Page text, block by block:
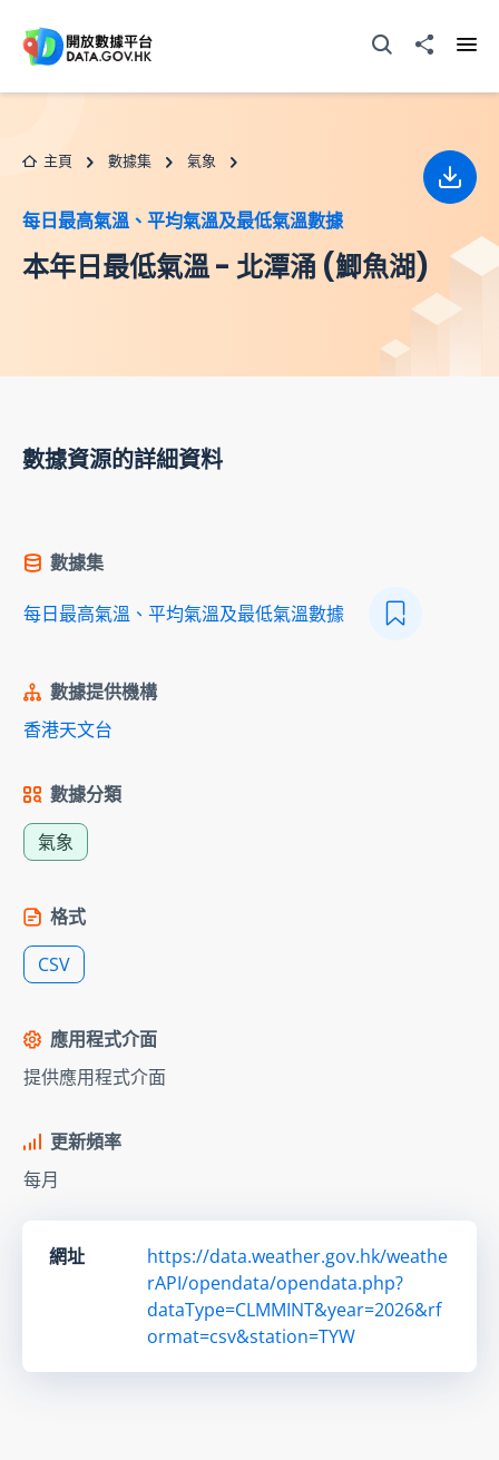
打開搜尋器分享至
主頁 數據集 氣象
每日最高氣溫、平均氣溫及最低氣溫數據
本年日最低氣溫 - 北潭涌 (鯽魚湖)
下載
數據資源的詳細資料
數據集
每日最高氣溫、平均氣溫及最低氣溫數據
數據提供機構
香港天文台
數據分類
氣象
格式
CSV
應用程式介面
提供應用程式介面
更新頻率
每月
網址
https://data.weather.gov.hk/weathe
rAPI/opendata/opendata.php?
dataType=CLMMINT&year=2026&rf
ormat=csv&station=TYW